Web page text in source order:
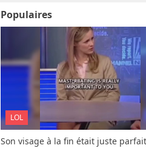
Populaires
LOL
Son visage à la fin était juste parfait